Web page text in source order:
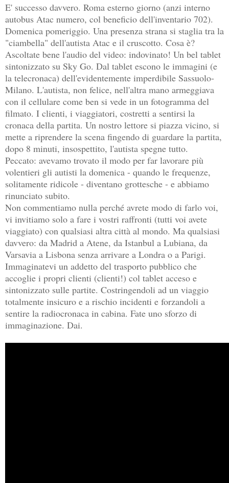
E' successo davvero. Roma esterno giorno (anzi interno
autobus Atac numero, col beneficio dell'inventario 702).
Domenica pomeriggio. Una presenza strana si staglia tra la
"ciambella" dell'autista Atac e il cruscotto. Cosa è?
Ascoltate bene l'audio del video: indovinato! Un bel tablet
sintonizzato su Sky Go. Dal tablet escono le immagini (e
la telecronaca) dell'evidentemente imperdibile Sassuolo-
Milano. L'autista, non felice, nell'altra mano armeggiava
con il cellulare come ben si vede in un fotogramma del
filmato. I clienti, i viaggiatori, costretti a sentirsi la
cronaca della partita. Un nostro lettore si piazza vicino, si
mette a riprendere la scena fingendo di guardare la partita,
dopo 8 minuti, insospettito, l'autista spegne tutto.
Peccato: avevamo trovato il modo per far lavorare più
volentieri gli autisti la domenica - quando le frequenze,
solitamente ridicole - diventano grottesche - e abbiamo
rinunciato subito.
Non commentiamo nulla perché avrete modo di farlo voi,
vi invitiamo solo a fare i vostri raffronti (tutti voi avete
viaggiato) con qualsiasi altra città al mondo. Ma qualsiasi
davvero: da Madrid a Atene, da Istanbul a Lubiana, da
Varsavia a Lisbona senza arrivare a Londra o a Parigi.
Immaginatevi un addetto del trasporto pubblico che
accoglie i propri clienti (clienti!) col tablet acceso e
sintonizzato sulle partite. Costringendoli ad un viaggio
totalmente insicuro e a rischio incidenti e forzandoli a
sentire la radiocronaca in cabina. Fate uno sforzo di
immaginazione. Dai.